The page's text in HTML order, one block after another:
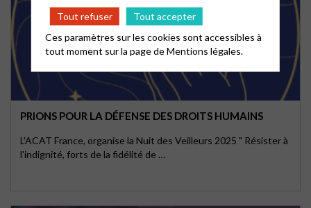
PRIONS POUR LA DÉFENSE DES DROITS HUMAINS
L'ACAT France, organise la Nuit des Veilleurs 2025 " Résister à
l'indignité, forts de la fidélité de …
Tout refuser
Tout accepter
Ces paramètres sur les cookies sont accessibles à
tout moment sur la page deMentions légales.